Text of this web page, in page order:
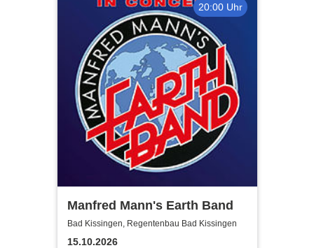
20:00 Uhr
Manfred Mann's Earth Band
Bad Kissingen, Regentenbau Bad Kissingen
15.10.2026